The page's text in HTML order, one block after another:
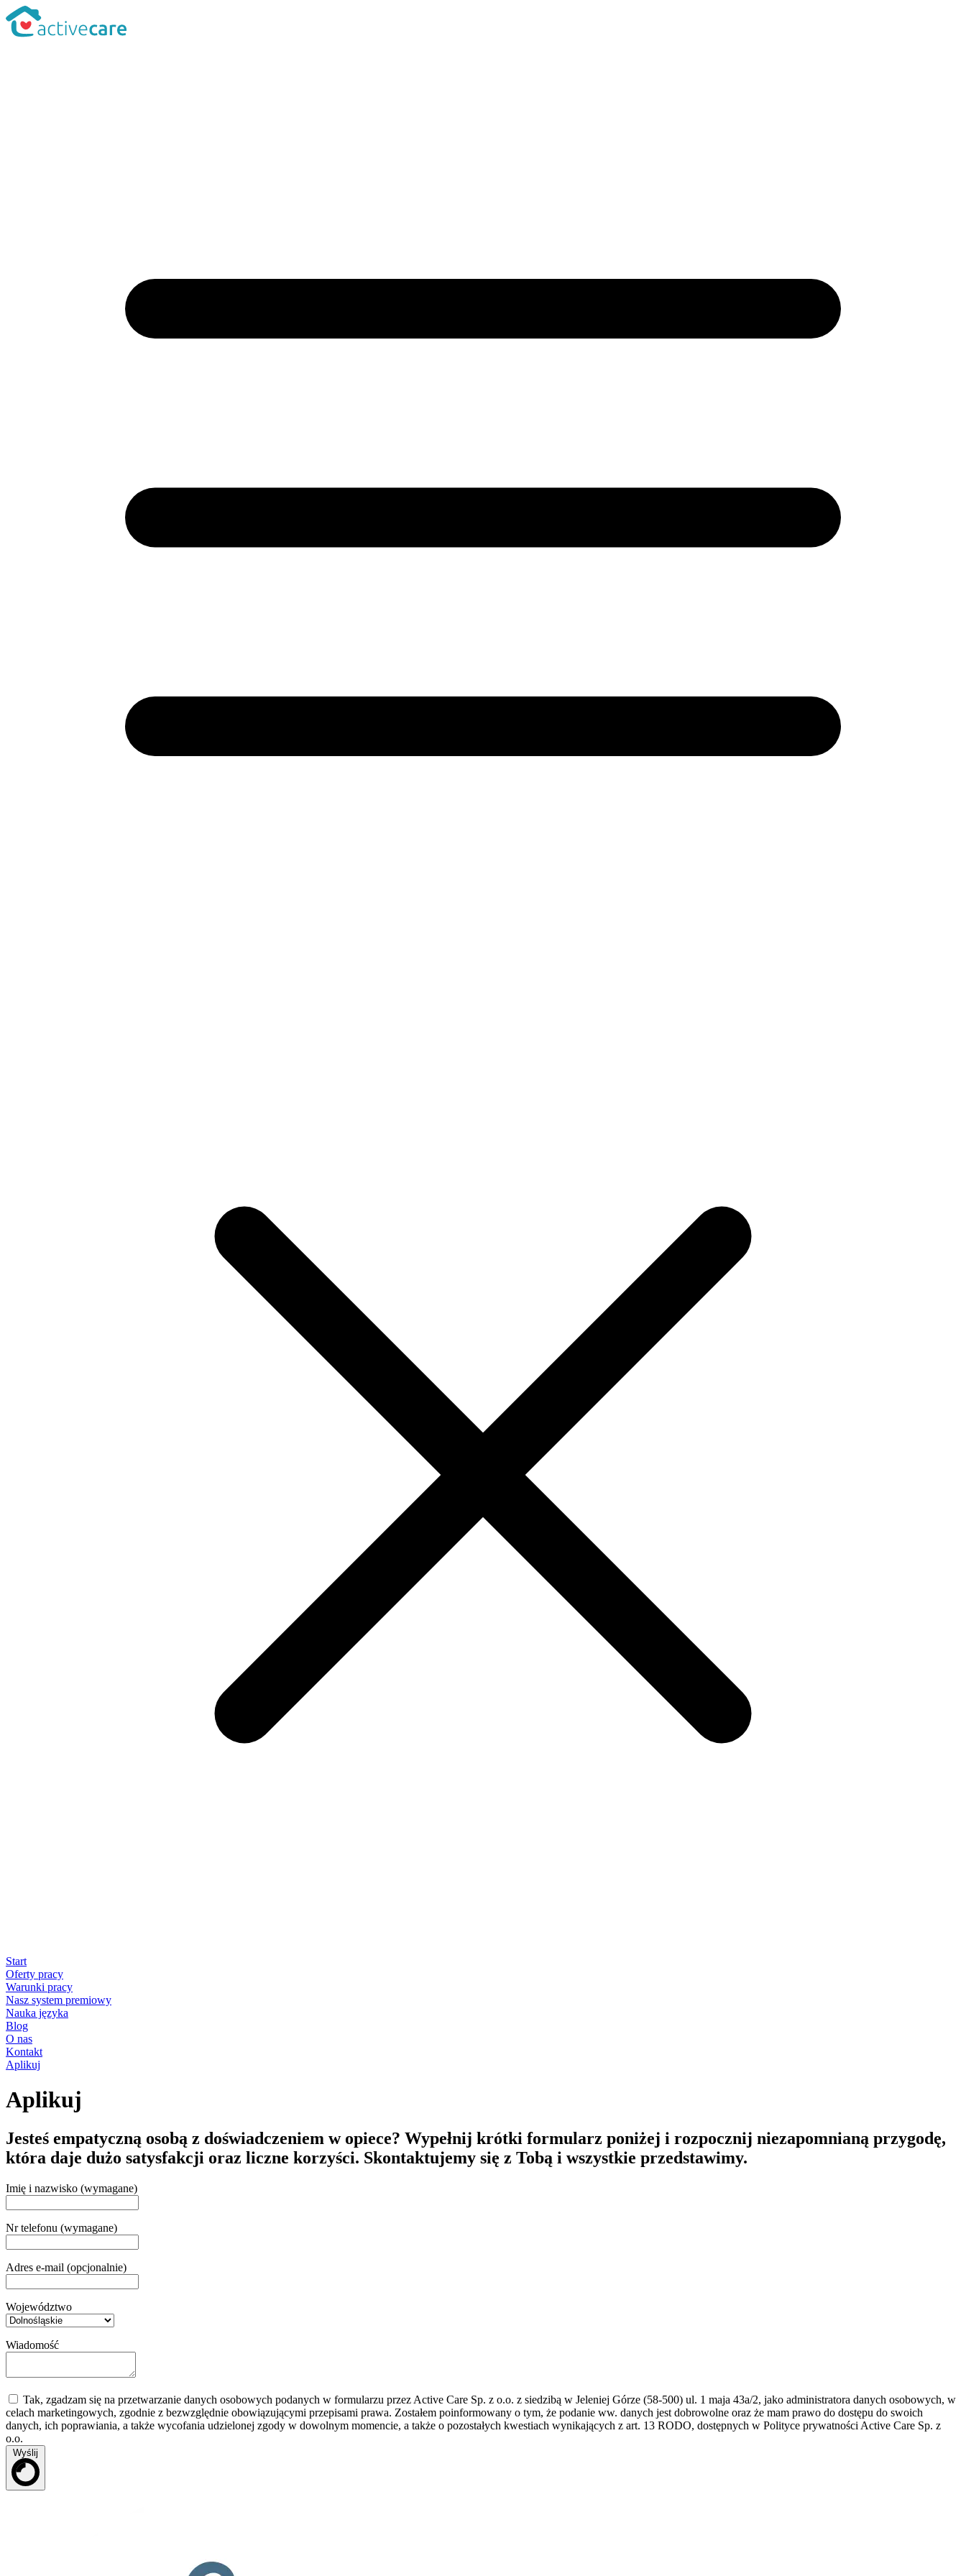
Start
Oferty pracy
Warunki pracy
Nasz system premiowy
Nauka języka
Blog
O nas
Kontakt
Aplikuj
Aplikuj
Jesteś empatyczną osobą z doświadczeniem w opiece? Wypełnij krótki formularz poniżej i rozpocznij niezapomnianą przygodę,
która daje dużo satysfakcji oraz liczne korzyści. Skontaktujemy się z Tobą i wszystkie przedstawimy.
Imię i nazwisko (wymagane)
Nr telefonu (wymagane)
Adres e-mail (opcjonalnie)
Województwo
Wiadomość
Tak, zgadzam się na przetwarzanie danych osobowych podanych w formularzu przez Active Care Sp. z o.o. z siedzibą w Jeleniej Górze (58-500) ul. 1 maja 43a/2, jako administratora danych osobowych, w
celach marketingowych, zgodnie z bezwzględnie obowiązującymi przepisami prawa. Zostałem poinformowany o tym, że podanie ww. danych jest dobrowolne oraz że mam prawo do dostępu do swoich
danych, ich poprawiania, a także wycofania udzielonej zgody w dowolnym momencie, a także o pozostałych kwestiach wynikających z art. 13 RODO, dostępnych w Polityce prywatności Active Care Sp. z
o.o.
Wyślij